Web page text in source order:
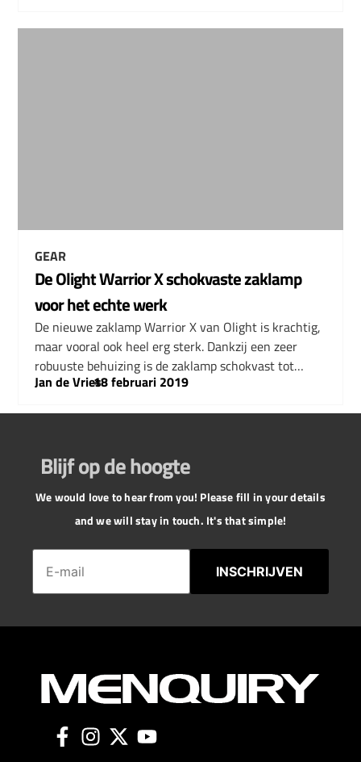
GEAR
De Olight Warrior X schokvaste zaklamp
voor het echte werk
De nieuwe zaklamp Warrior X van Olight is krachtig,
maar vooral ook heel erg sterk. Dankzij een zeer
robuuste behuizing is de zaklamp schokvast tot…
Jan de Vries
–
18 februari 2019
Blijf op de hoogte
We would love to hear from you! Please fill in your details
and we will stay in touch. It's that simple!
INSCHRIJVEN